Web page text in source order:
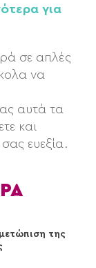
για
σε απλές
να
αυτά τα
και
ευεξία.
της